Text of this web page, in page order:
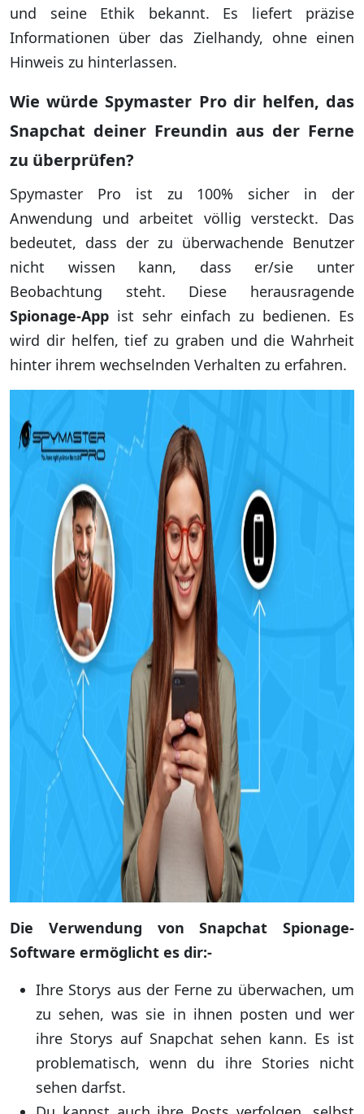
und seine Ethik bekannt. Es liefert präzise
Informationen über das Zielhandy, ohne einen
Hinweis zu hinterlassen.
Wie würde Spymaster Pro dir helfen, das
Snapchat deiner Freundin aus der Ferne
zu überprüfen?
Spymaster Pro ist zu 100% sicher in der
Anwendung und arbeitet völlig versteckt. Das
bedeutet, dass der zu überwachende Benutzer
nicht wissen kann, dass er/sie unter
Beobachtung steht. Diese herausragende
Spionage-App ist sehr einfach zu bedienen. Es
wird dir helfen, tief zu graben und die Wahrheit
hinter ihrem wechselnden Verhalten zu erfahren.
Die Verwendung von Snapchat Spionage-
Software ermöglicht es dir:-
Ihre Storys aus der Ferne zu überwachen, um
zu sehen, was sie in ihnen posten und wer
ihre Storys auf Snapchat sehen kann. Es ist
problematisch, wenn du ihre Stories nicht
sehen darfst.